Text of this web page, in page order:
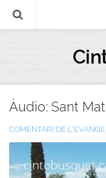
Llibres
Escrits-articles
Notícies
Castellano
Italiano
Àudio: Sant
COMENTARI DE